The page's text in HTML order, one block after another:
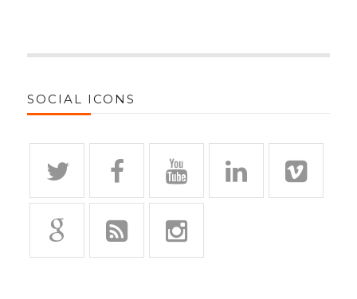
SOCIAL ICONS